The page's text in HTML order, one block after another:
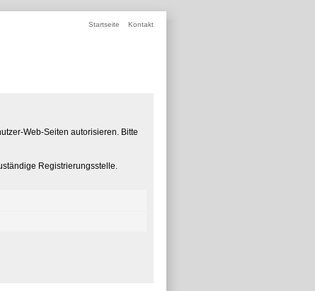
Startseite Kontakt
Web-Seiten autorisieren. Bitte
Registrierungsstelle.